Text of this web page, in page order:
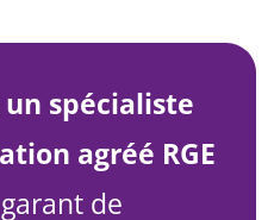
spécialiste
agréé RGE
de